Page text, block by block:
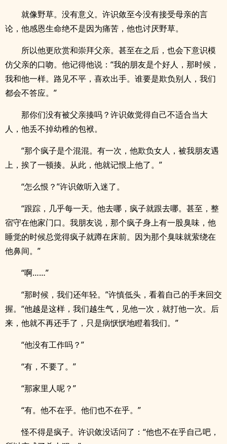
就像野草。没有意义。许识敛至今没有接受母亲的言
论，他感恩生命绝不是因为痛苦，他也讨厌野草。
所以他更欣赏和崇拜父亲。甚至在之后，也会下意识模
仿父亲的口吻。他记得他说：“我的朋友是个好人，那时候，
我和他一样。路见不平，喜欢出手。谁要是欺负别人，我们
都会不答应。”
那你们没有被父亲揍吗？许识敛觉得自己不适合当大
人，他丢不掉幼稚的包袱。
“那个疯子是个混混。有一次，他欺负女人，被我朋友遇
上，挨了一顿揍。从此，他就记恨上他了。”
“怎么恨？”许识敛听入迷了。
“跟踪，几乎每一天。他去哪，疯子就跟去哪。甚至，整
宿守在他家门口。我朋友说，那个疯子身上有一股臭味，他
睡觉的时候总觉得疯子就蹲在床前。因为那个臭味就萦绕在
他鼻间。”
“啊……”
“那时候，我们还年轻。”许慎低头，看着自己的手来回交
握。“他越是这样，我们越生气，见他一次，就打他一次。后
来，他就不再还手了，只是病恹恹地瞪着我们。”
“他没有工作吗？”
“有，不要了。”
“那家里人呢？”
“有。他不在乎。他们也不在乎。”
怪不得是疯子。许识敛没话问了：“他也不在乎自己吧，